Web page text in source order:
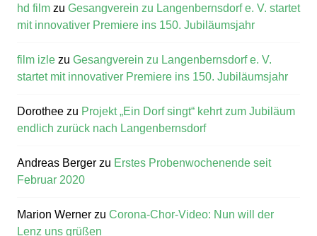
hd film zu Gesangverein zu Langenbernsdorf e. V. startet
mit innovativer Premiere ins 150. Jubiläumsjahr
film izle zu Gesangverein zu Langenbernsdorf e. V.
startet mit innovativer Premiere ins 150. Jubiläumsjahr
Dorothee zu Projekt „Ein Dorf singt“ kehrt zum Jubiläum
endlich zurück nach Langenbernsdorf
Andreas Berger zu Erstes Probenwochenende seit
Februar 2020
Marion Werner zu Corona-Chor-Video: Nun will der
Lenz uns grüßen